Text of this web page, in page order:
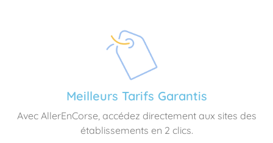
Meilleurs Tarifs Garantis
Avec AllerEnCorse, accédez directement aux sites des
établissements en 2 clics.